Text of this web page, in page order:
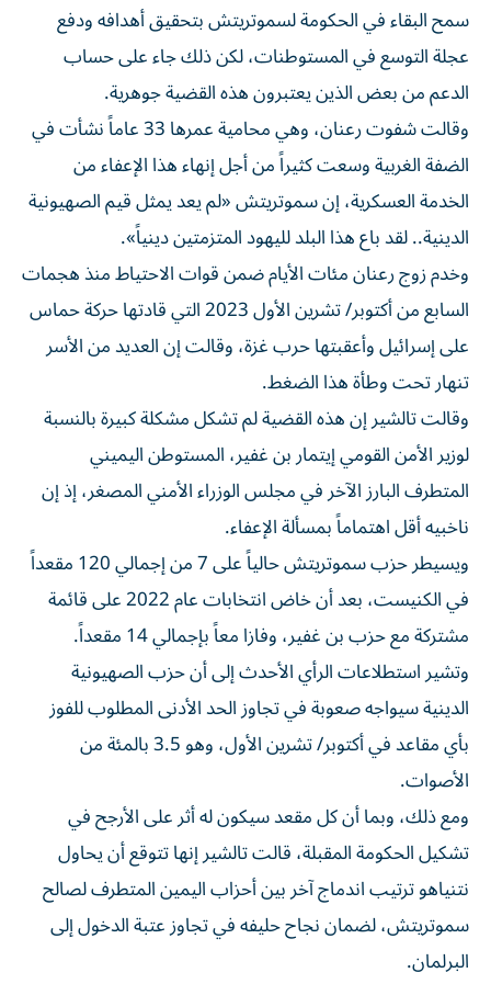
سمح البقاء في الحكومة لسموتريتش بتحقيق أهدافه ودفع
عجلة التوسع في المستوطنات، لكن ذلك جاء على حساب
الدعم من بعض الذين يعتبرون هذه القضية جوهرية.
وقالت شفوت رعنان، وهي محامية عمرها 33 عاماً نشأت في
الضفة الغربية وسعت كثيراً من أجل إنهاء هذا الإعفاء ‌من
الخدمة العسكرية، إن سموتريتش «لم ‌يعد يمثل قيم الصهيونية
الدينية.. لقد باع هذا البلد لليهود المتزمتين دينياً».
وخدم زوج رعنان ⁠مئات الأيام ضمن قوات الاحتياط منذ هجمات
السابع من أكتوبر/ تشرين الأول 2023 التي قادتها حركة حماس
على إسرائيل وأعقبتها حرب غزة، ‌وقالت إن العديد من الأسر
تنهار تحت وطأة هذا الضغط.
وقالت تالشير إن هذه القضية لم تشكل مشكلة كبيرة بالنسبة
لوزير الأمن القومي إيتمار بن غفير، المستوطن اليميني
المتطرف البارز الآخر في مجلس الوزراء الأمني المصغر، إذ إن
ناخبيه أقل اهتماماً بمسألة الإعفاء.
ويسيطر حزب سموتريتش حالياً على 7 من إجمالي 120 مقعداً
في الكنيست، ⁠بعد أن خاض انتخابات عام 2022 على قائمة
مشتركة مع حزب بن غفير، وفازا معاً بإجمالي 14 مقعداً.
وتشير استطلاعات الرأي الأحدث إلى أن حزب الصهيونية
الدينية سيواجه ​صعوبة في تجاوز الحد الأدنى المطلوب للفوز
بأي مقاعد في أكتوبر/ تشرين الأول، وهو 3.5 بالمئة من
الأصوات.
ومع ذلك، وبما أن كل مقعد سيكون له أثر على الأرجح في
تشكيل الحكومة المقبلة، قالت تالشير إنها تتوقع أن يحاول
نتنياهو ترتيب اندماج آخر بين أحزاب اليمين المتطرف لصالح
سموتريتش، لضمان ⁠نجاح حليفه في تجاوز عتبة الدخول إلى
البرلمان.